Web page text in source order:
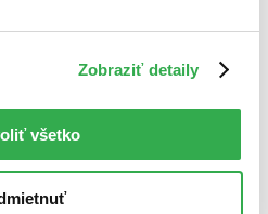
Zobraziť detaily
všetko
Rogalewiczova